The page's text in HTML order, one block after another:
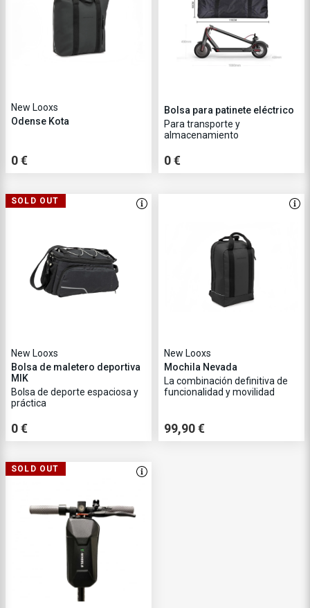
New Looxs
Odense Kota
0 €
Bolsa para patinete eléctrico
Para transporte y
almacenamiento
0 €
SOLD OUT
New Looxs
Bolsa de maletero deportiva
MIK
Bolsa de deporte espaciosa y
práctica
0 €
New Looxs
Mochila Nevada
La combinación definitiva de
funcionalidad y movilidad
99,90 €
SOLD OUT